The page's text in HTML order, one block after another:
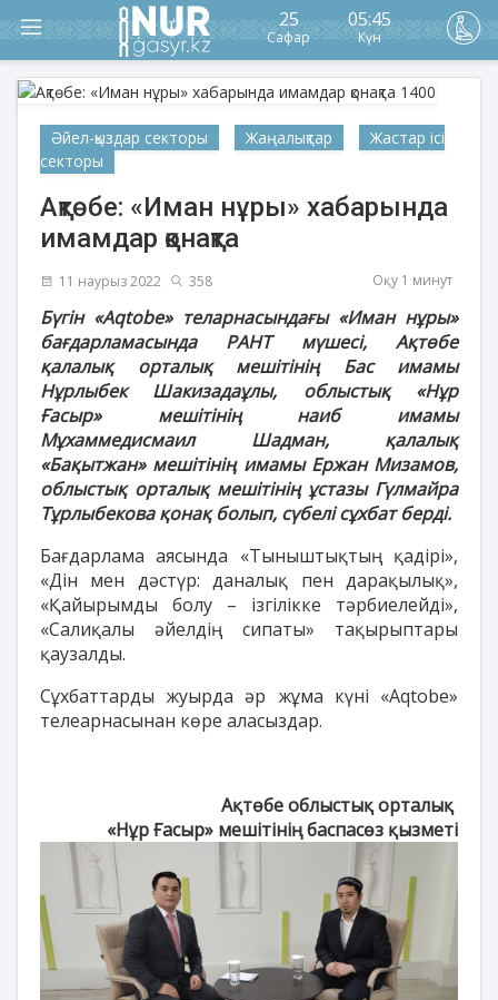
25
Сафар
05:45
Күн
Әйел-қыздар секторы Жаңалықтар
Жастар ісі
секторы
Ақтөбе: «Иман нұры» хабарында
имамдар қонақта
11 наурыз 2022 358 Оқу 1 минут
Бүгін «Aqtobe» теларнасындағы «Иман нұры»
бағдарламасында РАНТ мүшесі, Ақтөбе
қалалық орталық мешітінің Бас имамы
Нұрлыбек Шакизадаұлы, облыстық «Нұр
Ғасыр» мешітінің наиб имамы
Мұхаммедисмаил Шадман, қалалық
«Бақытжан» мешітінің имамы Ержан Мизамов,
облыстық орталық мешітінің ұстазы Гүлмайра
Тұрлыбекова қонақ болып, сүбелі сұхбат берді.
Бағдарлама аясында «Тыныштықтың қадірі»,
«Дін мен дәстүр: даналық пен дарақылық»,
«Қайырымды болу – ізгілікке тәрбиелейді»,
«Салиқалы әйелдің сипаты» тақырыптары
қаузалды.
Сұхбаттарды жуырда әр жұма күні «Aqtobe»
телеарнасынан көре аласыздар.
Ақтөбе облыстық орталық
«Нұр Ғасыр» мешітінің баспасөз қызметі